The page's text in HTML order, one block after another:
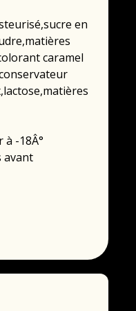
en
caramel
-18Â°
avant